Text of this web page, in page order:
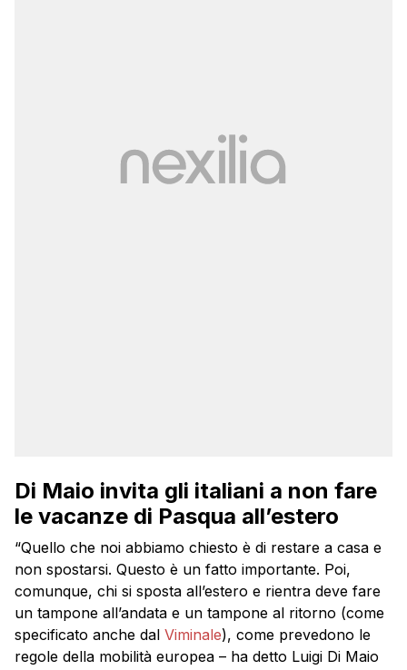
Di Maio invita gli italiani a non fare
le vacanze di Pasqua all’estero
“Quello che noi abbiamo chiesto è di restare a casa e
non spostarsi. Questo è un fatto importante. Poi,
comunque, chi si sposta all’estero e rientra deve fare
un tampone all’andata e un tampone al ritorno (come
specificato anche dal Viminale), come prevedono le
regole della mobilità europea – ha detto Luigi Di Maio